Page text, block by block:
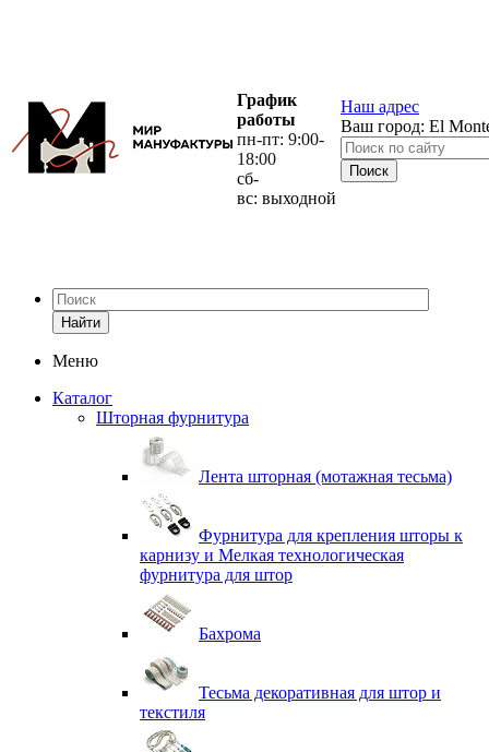
График
работы
пн-пт: 9:00-
18:00
сб-
вс: выходной
Наш адрес
Ваш город: El
Найти
Меню
Каталог
Шторная фурнитура
Лента шторная (мотажная тесьма)
Фурнитура для крепления шторы к
карнизу и Мелкая технологическая
фурнитура для штор
Бахрома
Тесьма декоративная для штор и
текстиля